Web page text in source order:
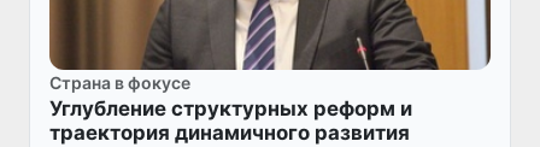
Страна в фокусе
Углубление структурных реформ и
траектория динамичного развития